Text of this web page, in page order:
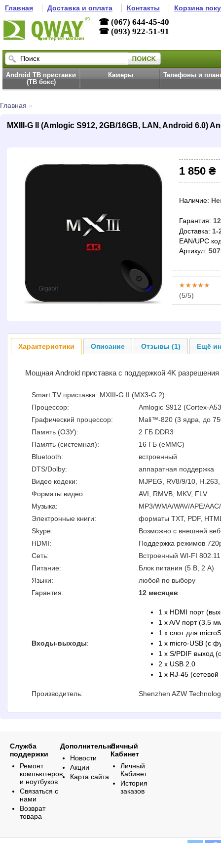
Главная Доставка и оплата Контакты Корзина
☎ (067) 644-45-40
☎ (093) 922-51-91
Android ТВ приставки
(ТВ бокс)
Камеры Телефоны и
Главная »
MXIII-G II (Amlogic S912, 2GB/16GB, LAN, Android 6.0)
1 850 ₴
Наличие:
Гарантия:
Доставка: 1-
EAN/UPC
Артикул:
(5/5)
Характеристики Описание Отзывы (1) Ещё
Мощная Android приставка с поддержкой 4K разрешения
Smart TV приставка: MXIII-G II (MX3-G 2)
Процессор:
Amlogic S912 (Cortex-
Графический процессор:
Mali™-820 (3 ядра, до
Память (ОЗУ):
2 ГБ DDR3
Память (системная):
16 ГБ (eMMC)
Bluetooth:
встроенный
DTS/Dolby:
аппаратная поддержка
Видео кодеки:
MJPEG, RV8/9/10,
Форматы видео:
AVI, RMVB, MKV, FLV
Музыка:
MP3/WMA/WAV/APE/
Электронные книги:
форматы TXT, PDF,
Skype:
Возможно с внешней
HDMI:
Поддержка режимов
Сеть:
Встроенный WI-FI
Питание:
Блок питания (5 В, 2 А)
Языки:
любой по выбору
Гарантия:
12 месяцев
Входы-выходы:
1 x HDMI порт
1 x A/V порт (3.5
1 x слот для
1 x micro-USB (с
1 x S/PDIF выход
2 x USB 2.0
1 x RJ-45 (сетевой
Производитель: Shenzhen AZW
Служба
поддержки
Ремонт
компьютеров
и ноутбуков
Связаться с
нами
Возврат
товара
Дополнительно
Новости
Акции
Карта сайта
Личный
Кабинет
Личный
Кабинет
История
заказов